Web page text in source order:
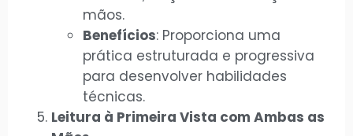
mãos.
Benefícios: Proporciona uma
prática estruturada e progressiva
para desenvolver habilidades
técnicas.
Leitura à Primeira Vista com Ambas as